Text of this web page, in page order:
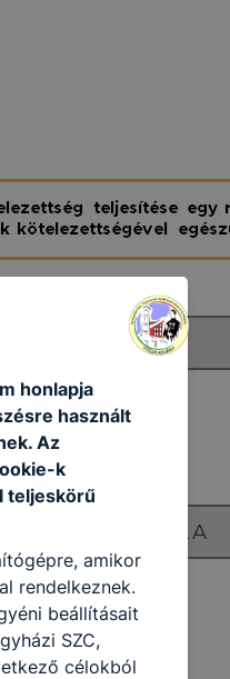
honlapja
használt
Az
k
teljeskörű
amikor
rendelkeznek.
beállításait
SZC,
célokból